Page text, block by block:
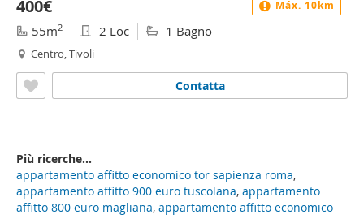
400€
55m2 2 Loc 1 Bagno
Centro, Tivoli
Contatta
Máx. 10km
Più ricerche...
appartamento affitto economico tor sapienza roma,
appartamento affitto 900 euro tuscolana, appartamento
affitto 800 euro magliana, appartamento affitto economico